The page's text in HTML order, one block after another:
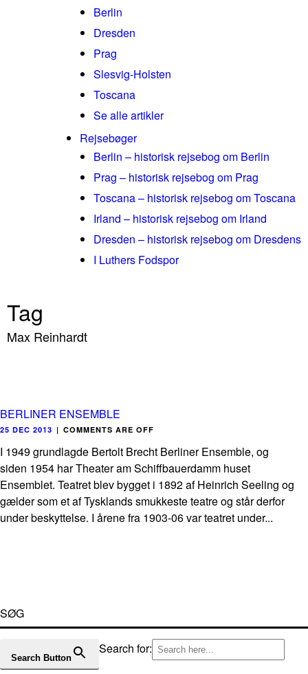
Berlin
Dresden
Prag
Slesvig-Holsten
Toscana
Se alle artikler
Rejsebøger
Berlin – historisk rejsebog om Berlin
Prag – historisk rejsebog om Prag
Toscana – historisk rejsebog om Toscana
Irland – historisk rejsebog om Irland
Dresden – historisk rejsebog om Dresdens
I Luthers Fodspor
Tag
Max Reinhardt
BERLINER ENSEMBLE
25 DEC 2013 | COMMENTS ARE OFF
I 1949 grundlagde Bertolt Brecht Berliner Ensemble, og
siden 1954 har Theater am Schiffbauerdamm huset
Ensemblet. Teatret blev bygget i 1892 af Heinrich Seeling og
gælder som et af Tysklands smukkeste teatre og står derfor
under beskyttelse. I årene fra 1903-06 var teatret under...
SØG
Search for:
Search Button